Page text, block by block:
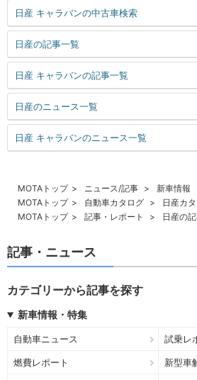
日産 キャラバンの中古車検索
日産の記事一覧
日産 キャラバンの記事一覧
日産のニュース一覧
日産 キャラバンのニュース一覧
MOTAトップ ニュース/記事 新車情報
MOTAトップ
自動車カタログ 日産カ
MOTAトップ
記事・レポート 日産の
記事・ニュース
カテゴリーから記事を探す
新車情報・特集
自動車ニュース 試乗レ
燃費レポート 新型車